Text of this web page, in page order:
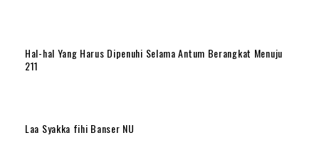
Hal-hal Yang Harus Dipenuhi Selama Antum Berangkat Menuju
211
Laa Syakka fihi Banser NU